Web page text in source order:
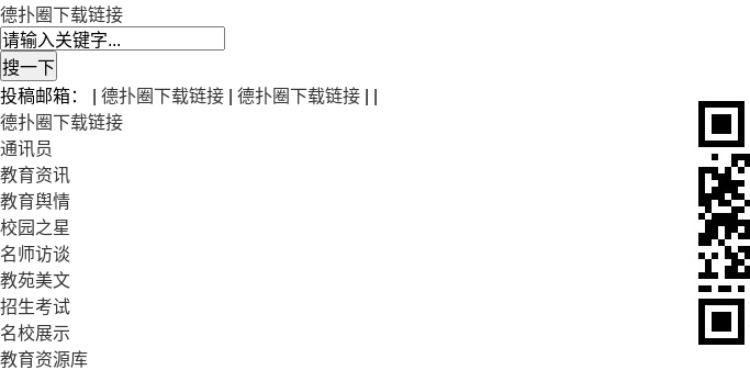
德扑圈下载链接
投稿邮箱： | 德扑圈下载链接 德扑圈下载链接
德扑圈下载链接
通讯员
教育资讯
教育舆情
校园之星
名师访谈
教苑美文
招生考试
名校展示
教育资源库